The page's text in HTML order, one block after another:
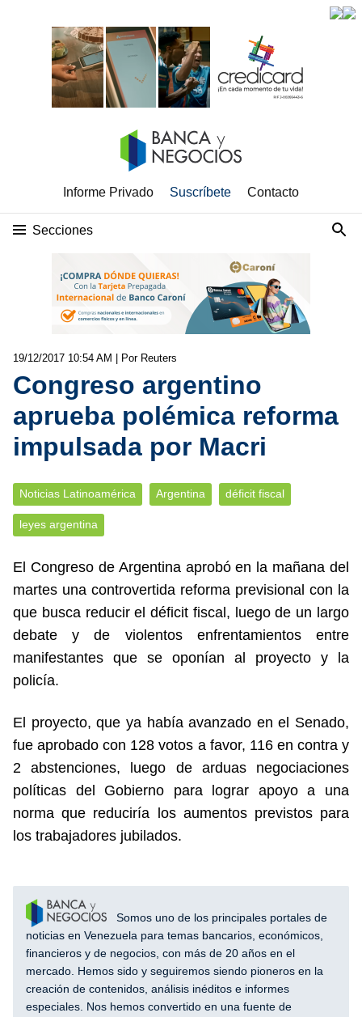
Informe Privado Suscríbete Contacto
Secciones
19/12/2017 10:54 AM | Por Reuters
Congreso argentino
aprueba polémica reforma
impulsada por Macri
Noticias Latinoamérica Argentina déficit fiscal
leyes argentina
El Congreso de Argentina aprobó en la mañana del
martes una controvertida reforma previsional con la
que busca reducir el déficit fiscal, luego de un largo
debate y de violentos enfrentamientos entre
manifestantes que se oponían al proyecto y la
policía.
El proyecto, que ya había avanzado en el Senado,
fue aprobado con 128 votos a favor, 116 en contra y
2 abstenciones, luego de arduas negociaciones
políticas del Gobierno para lograr apoyo a una
norma que reduciría los aumentos previstos para
los trabajadores jubilados.
Somos uno de los principales portales de
noticias en Venezuela para temas bancarios, económicos,
financieros y de negocios, con más de 20 años en el
mercado. Hemos sido y seguiremos siendo pioneros en la
creación de contenidos, análisis inéditos e informes
especiales. Nos hemos convertido en una fuente de